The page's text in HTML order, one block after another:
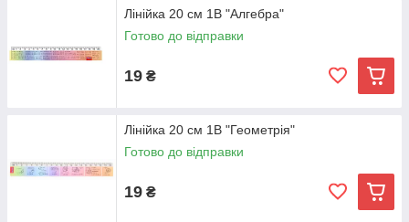
Лінійка 20 см 1В "Алгебра"
Готово до відправки
19 ₴
Лінійка 20 см 1В "Геометрія"
Готово до відправки
19 ₴